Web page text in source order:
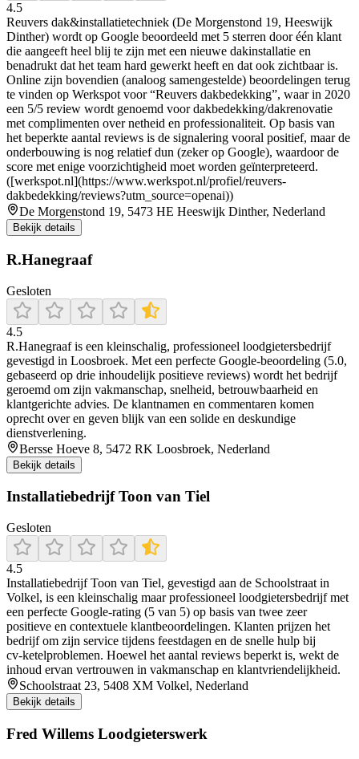
4.5
Reuvers dak&installatietechniek (De Morgenstond 19, Heeswijk
Dinther) wordt op Google beoordeeld met 5 sterren door één klant
die aangeeft heel blij te zijn met een nieuwe dakinstallatie en
benadrukt dat het team hard gewerkt heeft en dat ook zichtbaar is.
Online zijn bovendien (analoog samengestelde) beoordelingen terug
te vinden op Werkspot voor “Reuvers dakbedekking”, waar in 2020
een 5/5 review wordt genoemd voor dakbedekking/dakrenovatie
met complimenten over netheid en professionaliteit. Op basis van
het beperkte aantal reviews is de signalering vooral positief, maar de
onderbouwing is nog relatief dun (zeker op Google), waardoor de
score met enige voorzichtigheid moet worden geïnterpreteerd.
([werkspot.nl](https://www.werkspot.nl/profiel/reuvers-
dakbedekking/reviews?utm_source=openai))
De Morgenstond 19, 5473 HE Heeswijk Dinther, Nederland
Bekijk details
R.Hanegraaf
Gesloten
4.5
R.Hanegraaf is een kleinschalig, professioneel loodgietersbedrijf
gevestigd in Loosbroek. Met een perfecte Google-beoordeling (5.0,
gebaseerd op drie inhoudelijk positieve reviews) wordt het bedrijf
geroemd om zijn vakmanschap, snelheid, betrouwbaarheid en
klantgerichte advies. De klantnamen en commentaren komen
oprecht over en geven blijk van een solide en deskundige
dienstverlening.
Bersse Hoeve 8, 5472 RK Loosbroek, Nederland
Bekijk details
Installatiebedrijf Toon van Tiel
Gesloten
4.5
Installatiebedrijf Toon van Tiel, gevestigd aan de Schoolstraat in
Volkel, is een kleinschalig maar professioneel loodgietersbedrijf met
een perfecte Google‑rating (5 van 5) op basis van twee zeer
positieve en contextuele klantbeoordelingen. Klanten prijzen het
bedrijf om zijn service tijdens feestdagen en de snelle hulp bij
cv‑ketelproblemen. Hoewel het aantal reviews beperkt is, wekt de
inhoud ervan vertrouwen in vakmanschap en klantvriendelijkheid.
Schoolstraat 23, 5408 XM Volkel, Nederland
Bekijk details
Fred Willems Loodgieterswerk